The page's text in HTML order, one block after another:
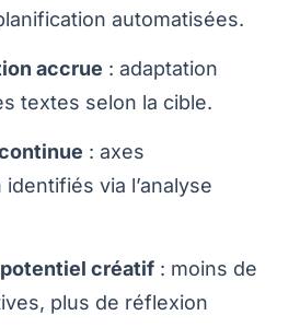
automatisées.
accrue : adaptation
textes selon la cible.
: axes
identifiés via l’analyse
créatif : moins de
plus de réflexion